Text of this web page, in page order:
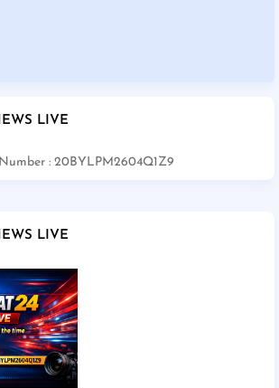
LIVE
: 20BYLPM2604Q1Z9
LIVE